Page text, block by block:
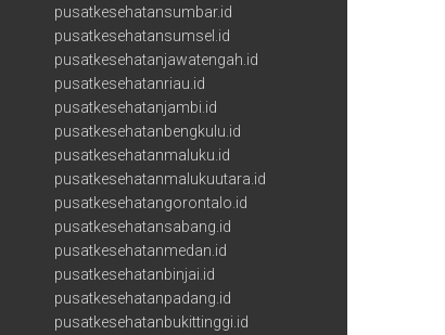
pusatkesehatansumbar.id
pusatkesehatansumsel.id
pusatkesehatanjawatengah.id
pusatkesehatanriau.id
pusatkesehatanjambi.id
pusatkesehatanbengkulu.id
pusatkesehatanmaluku.id
pusatkesehatanmalukuutara.id
pusatkesehatangorontalo.id
pusatkesehatansabang.id
pusatkesehatanmedan.id
pusatkesehatanbinjai.id
pusatkesehatanpadang.id
pusatkesehatanbukittinggi.id